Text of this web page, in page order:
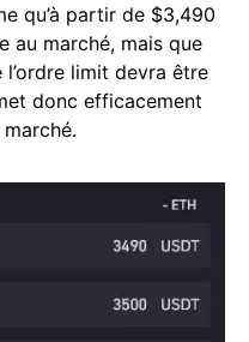
qu’à partir de $3,490
au marché, mais que
l’ordre limit devra être
donc efficacement